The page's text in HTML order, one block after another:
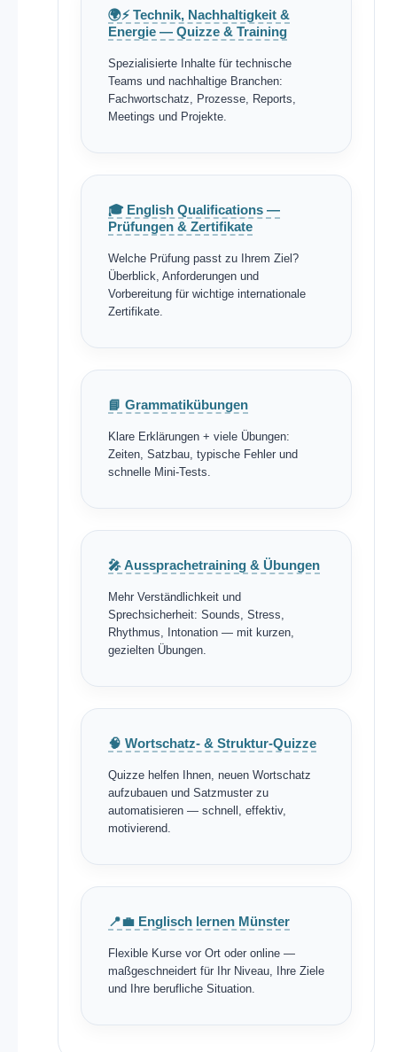
🌍⚡ Technik, Nachhaltigkeit &
Energie — Quizze & Training
Spezialisierte Inhalte für technische
Teams und nachhaltige Branchen:
Fachwortschatz, Prozesse, Reports,
Meetings und Projekte.
🎓 English Qualifications —
Prüfungen & Zertifikate
Welche Prüfung passt zu Ihrem Ziel?
Überblick, Anforderungen und
Vorbereitung für wichtige internationale
Zertifikate.
📘 Grammatikübungen
Klare Erklärungen + viele Übungen:
Zeiten, Satzbau, typische Fehler und
schnelle Mini-Tests.
🎤 Aussprachetraining & Übungen
Mehr Verständlichkeit und
Sprechsicherheit: Sounds, Stress,
Rhythmus, Intonation — mit kurzen,
gezielten Übungen.
🧠 Wortschatz- & Struktur-Quizze
Quizze helfen Ihnen, neuen Wortschatz
aufzubauen und Satzmuster zu
automatisieren — schnell, effektiv,
motivierend.
📍💼 Englisch lernen Münster
Flexible Kurse vor Ort oder online —
maßgeschneidert für Ihr Niveau, Ihre Ziele
und Ihre berufliche Situation.